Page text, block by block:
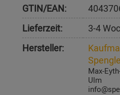
GTIN/EAN:
Lieferzeit:
3-4
Hersteller:
Max-
Ulm